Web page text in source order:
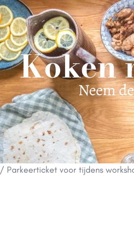
Koken
Neem
/ Parkeerticket voor tijdens